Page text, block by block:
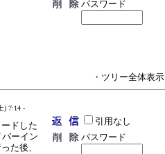
パスワード
・ツリー全体表示
) 7:14 -
ドした
バーイン
た後、
引用なし
パスワード